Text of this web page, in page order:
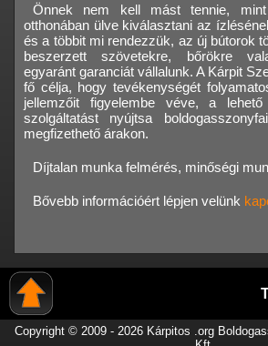
Önnek nem kell mást tennie, mint
otthonában ülve kiválasztani az
és a többit mi rendezzük, az új bútorok
beszerzett szövetekre, bőrökre
egyaránt garanciát vállalunk. A Kárpit
fő célja, hogy tevékenységét
jellemzőit figyelembe véve, a lehető
szolgáltatást nyújtsa
megfizethető árakon.
Díjtalan munka felmérés, minőségi
Bővebb információért lépjen velünk
Copyright © 2009 - 2026 Kárpitos .org